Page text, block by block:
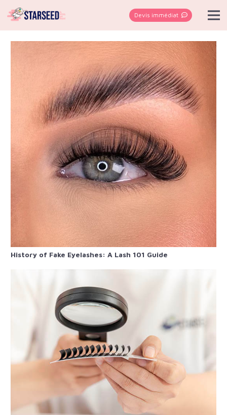
Devis immédiat
History of Fake Eyelashes: A Lash 101 Guide